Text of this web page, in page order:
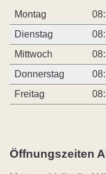
Montag
Dienstag
Mittwoch
Donnerstag
Freitag
Öffnungszeiten